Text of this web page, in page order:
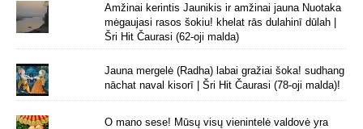
Amžinai kerintis Jaunikis ir amžinai jauna Nuotaka
mėgaujasi rasos šokiu! khelat rās dulahinī dūlah |
Šri Hit Čaurasi (62-oji malda)
Jauna mergelė (Radha) labai gražiai šoka! sudhang
nāchat naval kisorī | Šri Hit Čaurasi (78-oji malda)!
O mano sese! Mūsų visų vienintelė valdovė yra